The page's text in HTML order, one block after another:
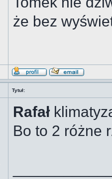
że bez
Tytuł:
Rafał
Bo to 2 różne